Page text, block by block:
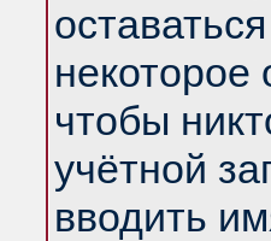
некоторое
чтобы
учётной
вводить